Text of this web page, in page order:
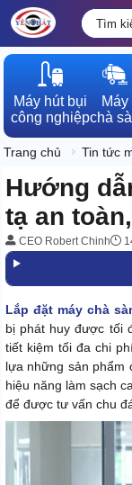
Máy hút bụi
công nghiệp
Máy
chà
Trang chủ Tin tức
Hướng
tạ an
CEO Robert Chinh
Lắp đặt máy chà
bị phát huy được tối
tiết kiệm tối đa chi
lựa những sản phẩm
hiệu năng làm sạch
để được tư vấn chu